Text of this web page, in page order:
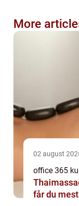
More
02 august
office 365
får du